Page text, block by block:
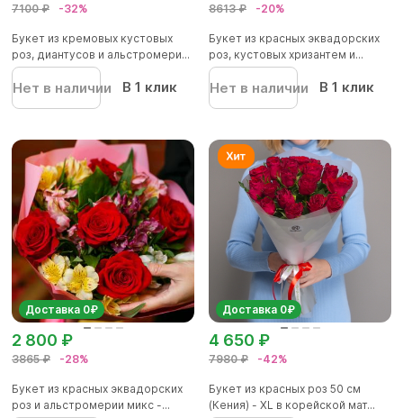
7100 ₽ -32%
Букет из кремовых кустовых
роз, диантусов и альстромери...
Нет в наличии В 1 клик
8613 ₽ -20%
Букет из красных эквадорских
роз, кустовых хризантем и...
Нет в наличии В 1 клик
Доставка 0₽
3865 ₽ -28%
2 800 ₽
Букет из красных эквадорских
роз и альстромерии микс -...
Доставка 0₽
7980 ₽ -42%
4 650 ₽
Букет из красных роз 50 см
(Кения) - XL в корейской мат...